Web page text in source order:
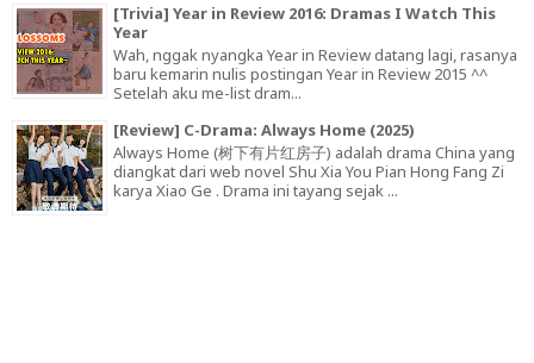
[Trivia] Year in Review 2016: Dramas I Watch This
Year
Wah, nggak nyangka Year in Review datang lagi, rasanya
baru kemarin nulis postingan Year in Review 2015 ^^
Setelah aku me-list dram...
[Review] C-Drama: Always Home (2025)
Always Home (树下有片红房子) adalah drama China yang
diangkat dari web novel Shu Xia You Pian Hong Fang Zi
karya Xiao Ge . Drama ini tayang sejak ...